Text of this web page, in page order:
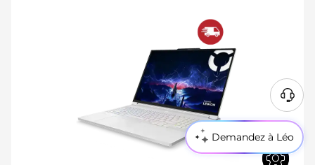
Demandez à Léo